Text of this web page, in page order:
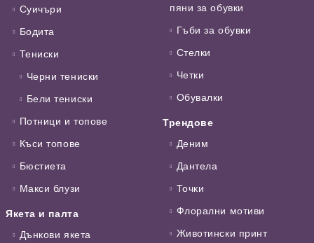
Суичъри
Бодита
Тениски
Черни тениски
Бели тениски
Потници и топове
Къси топове
Бюстиета
Макси блузи
Якета и палта
Дънкови якета
пяни за обувки
Гъби за обувки
Стелки
Четки
Обувалки
Трендове
Деним
Дантела
Точки
Флорални мотиви
Животински принт